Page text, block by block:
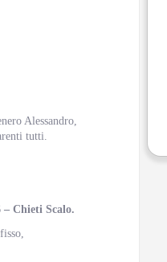
Alessandro,
tutti.
Chieti Scalo.